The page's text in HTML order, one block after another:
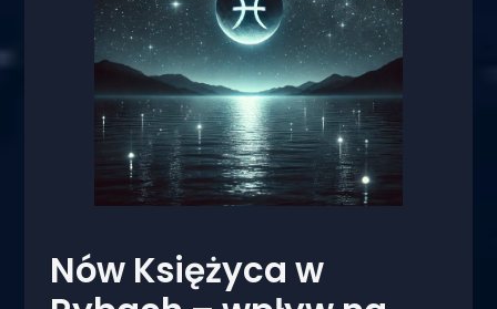
Nów Księżyca w